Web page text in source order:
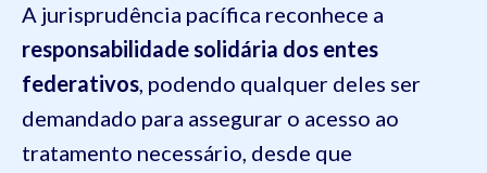
A jurisprudência pacífica reconhece a
responsabilidade solidária dos entes
federativos, podendo qualquer deles ser
demandado para assegurar o acesso ao
tratamento necessário, desde que